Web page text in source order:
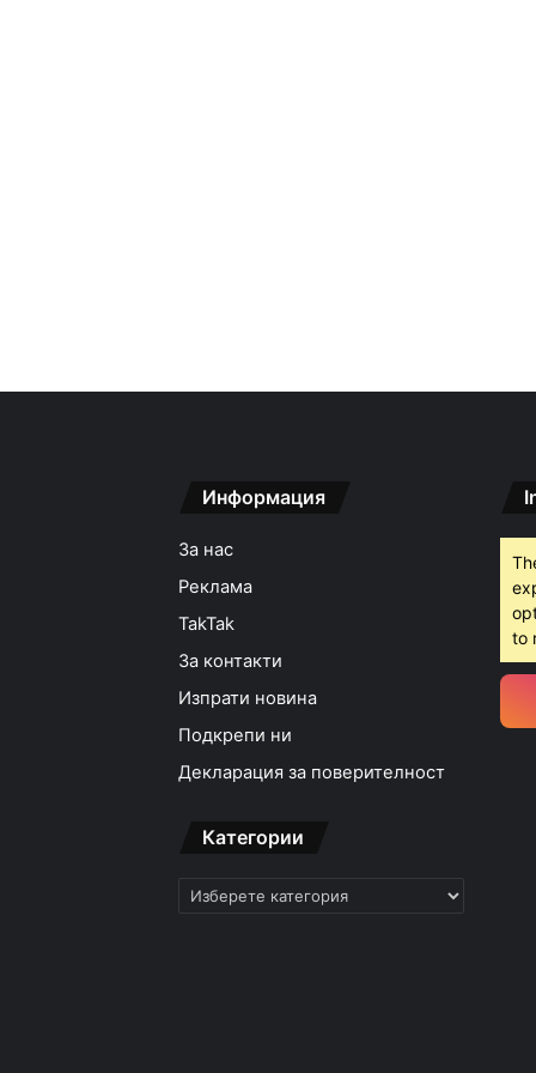
Информация
За нас
Реклама
TakTak
За контакти
Изпрати новина
Подкрепи ни
Декларация за поверителност
Категории
Категории
to